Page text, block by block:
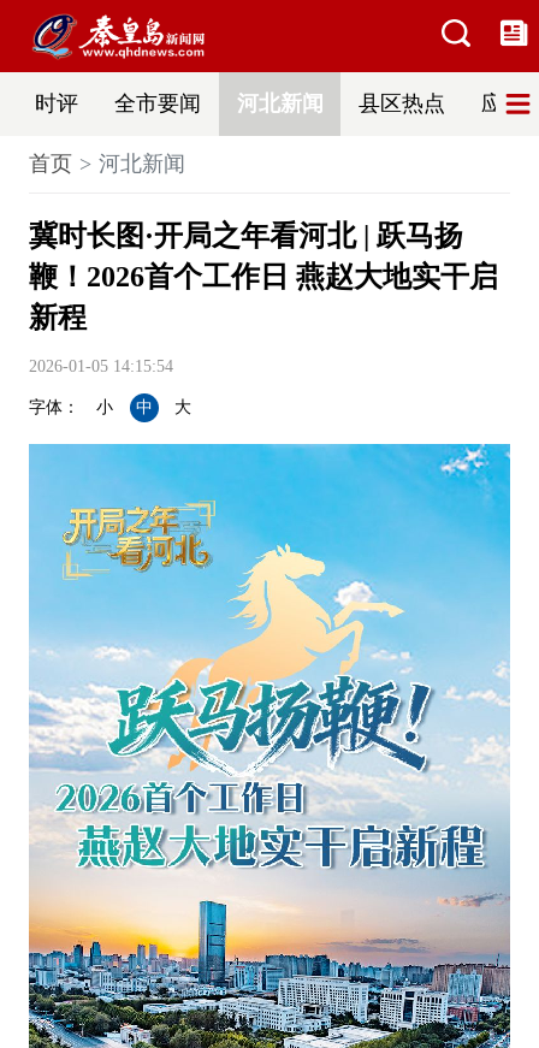
时评 全市要闻 河北新闻 县区热点 应急
首页 河北新闻
冀时长图·开局之年看河北 | 跃马扬
鞭！2026首个工作日 燕赵大地实干启
新程
2026-01-05 14:15:54
字体： 小 中 大